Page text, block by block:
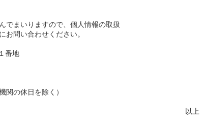
でまいりますので、個人情報の取扱
お問い合わせください。
番地
の休日を除く）
以上